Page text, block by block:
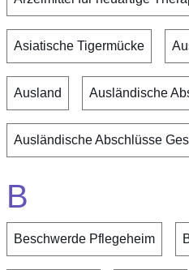
Asiatische Tigermücke
Ausland Ausländische
Ausländische Abschlüsse
B
Beschwerde Pflegeheim